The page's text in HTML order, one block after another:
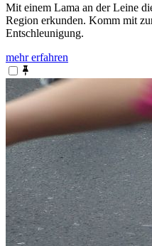
Mit einem Lama an der Leine
Region erkunden. Komm mit
Entschleunigung.
mehr erfahren